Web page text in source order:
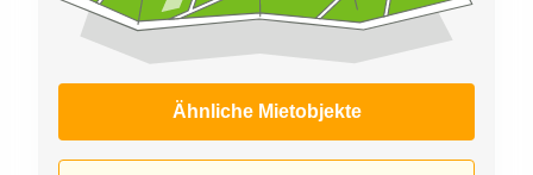
Ähnliche Mietobjekte